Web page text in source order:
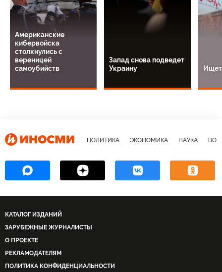
Американские
кибервойска
столкнулись с
вереницей
самоубийств
Запад снова подведет
Украину
ПОЛИТИКА ЭКОНОМИКА НАУКА
КАТАЛОГ ИЗДАНИЙ
ЗАРУБЕЖНЫЕ ЖУРНАЛИСТЫ
О ПРОЕКТЕ
РЕКЛАМОДАТЕЛЯМ
ПОЛИТИКА КОНФИДЕНЦИАЛЬНОСТИ